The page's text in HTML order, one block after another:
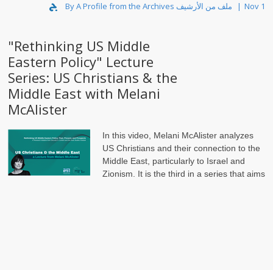
Nov 1
"Rethinking US Middle
Eastern Policy" Lecture
Series: US Christians & the
Middle East with Melani
McAlister
In this video, Melani McAlister analyzes
US Christians and their connection to the
Middle East, particularly to Israel and
Zionism. It is the third in a series that aims